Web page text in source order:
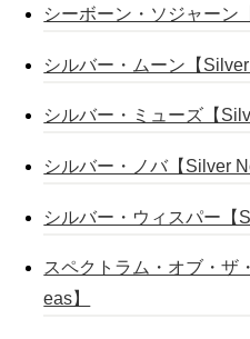
シーボーン・ソジャーン
シルバー・ムーン【Silver
シルバー・ミューズ【
シルバー・ノバ【Silver
シルバー・ウィスパー【
スペクトラム・オブ・ザ
eas】